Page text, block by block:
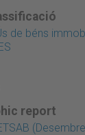
de béns
report